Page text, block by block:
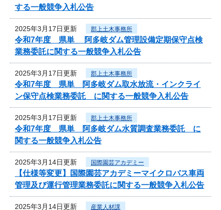
する一般競争入札公告
2025年3月17日更新 郡上土木事務所
令和7年度 県単 阿多岐ダム管理設備定期保守点検
業務委託に関する一般競争入札公告
2025年3月17日更新 郡上土木事務所
令和7年度 県単 阿多岐ダム取水放流・インクライ
ン保守点検業務委託 に関する一般競争入札公告
2025年3月17日更新 郡上土木事務所
令和7年度 県単 阿多岐ダム水質調査業務委託 に
関する一般競争入札公告
2025年3月14日更新 国際園芸アカデミー
【仕様等変更】国際園芸アカデミーマイクロバス車両
管理及び運行管理業務委託に関する一般競争入札公告
2025年3月14日更新 産業人材課